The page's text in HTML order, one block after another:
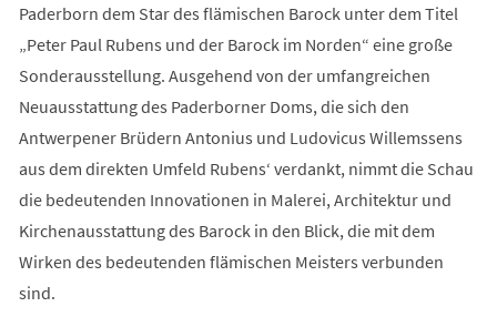
Paderborn dem Star des flämischen Barock unter dem Titel
„Peter Paul Rubens und der Barock im Norden“ eine große
Sonderausstellung. Ausgehend von der umfangreichen
Neuausstattung des Paderborner Doms, die sich den
Antwerpener Brüdern Antonius und Ludovicus Willemssens
aus dem direkten Umfeld Rubens‘ verdankt, nimmt die Schau
die bedeutenden Innovationen in Malerei, Architektur und
Kirchenausstattung des Barock in den Blick, die mit dem
Wirken des bedeutenden flämischen Meisters verbunden
sind.